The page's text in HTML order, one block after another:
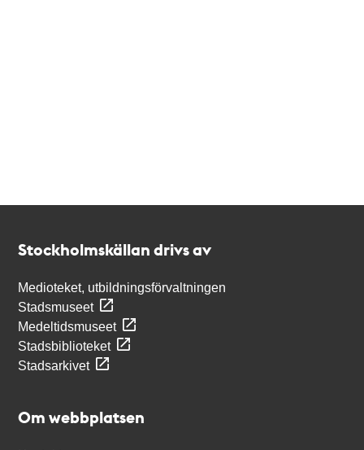
Stockholmskällan drivs av
Medioteket, utbildningsförvaltningen
Stadsmuseet
Medeltidsmuseet
Stadsbiblioteket
Stadsarkivet
Om webbplatsen